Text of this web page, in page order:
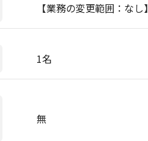
【業務の変更範囲：なし】
1名
無